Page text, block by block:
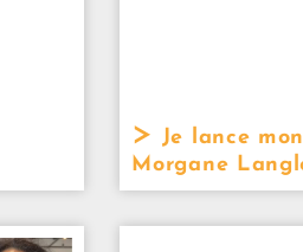
Je lance
Morgane